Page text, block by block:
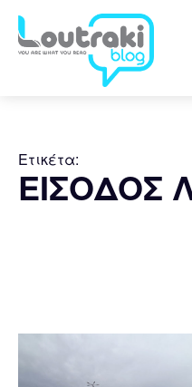
Ετικέτα:
ΕΙΣΟΔΟΣ